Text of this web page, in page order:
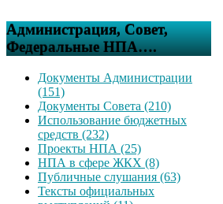
Администрация, Совет,
Федеральные НПА….
Документы Администрации
(151)
Документы Совета (210)
Использование бюджетных
средств (232)
Проекты НПА (25)
НПА в сфере ЖКХ (8)
Публичные слушания (63)
Тексты официальных